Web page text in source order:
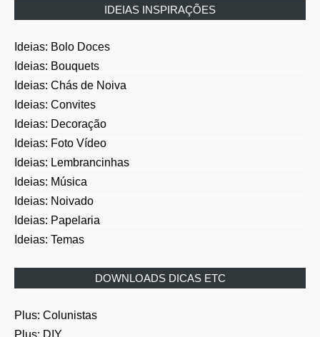
IDEIAS INSPIRAÇÕES
Ideias: Bolo Doces
Ideias: Bouquets
Ideias: Chás de Noiva
Ideias: Convites
Ideias: Decoração
Ideias: Foto Vídeo
Ideias: Lembrancinhas
Ideias: Música
Ideias: Noivado
Ideias: Papelaria
Ideias: Temas
DOWNLOADS DICAS ETC
Plus: Colunistas